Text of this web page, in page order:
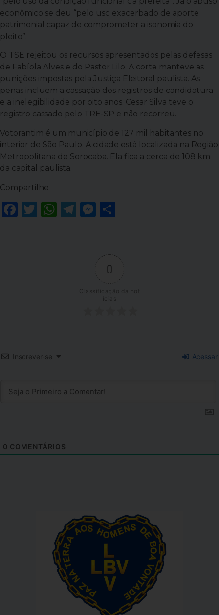
econômico se deu “pelo uso exacerbado de aporte
patrimonial capaz de comprometer a isonomia do
pleito”.
O TSE rejeitou os recursos apresentados pelas defesas
de Fabíola Alves e do Pastor Lilo. A corte manteve as
punições impostas pela Justiça Eleitoral paulista. As
penas incluem a cassação dos registros de candidatura
e a inelegibilidade por oito anos. Cesar Silva teve o
registro cassado pelo TRE-SP e não recorreu.
Votorantim é um município de 127 mil habitantes no
interior de São Paulo. A cidade está localizada na Região
Metropolitana de Sorocaba. Ela fica a cerca de 108 km
da capital paulista.
Compartilhe
Facebook
Twitter
WhatsApp
Telegram
Messenger
0
Classificação da not
Inscrever-se Acessar
0 COMENTÁRIOS